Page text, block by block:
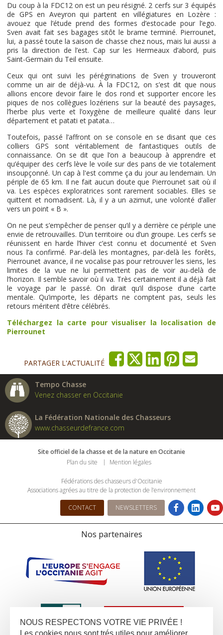
Du coup à la FDC12 on est un peu résigné. 2 cerfs sur 3 équipés
de GPS en Aveyron qui partent en villégiatures en Lozère :
avouez que l’étude prend des formes d’estocade pour l’ego.
Sven avait fait ses bagages sitôt le brame terminé. Pierrounet,
lui, a passé toute la saison de chasse chez nous, mais lui aussi a
pris la direction de l’est. Cap sur les Hermeaux d’abord, puis
Saint-Germain du Teil ensuite.
Ceux qui ont suivi les pérégrinations de Sven y trouveront
comme un air de déjà-vu. À la FDC12, on s’est dit que nous
allions encore devoir faire le dos rond et supporter encore les
piques de nos collègues lozériens sur la beauté des paysages,
l’herbe plus verte et l’oxygène de meilleure qualité dans leur
département et patati et patata…
Toutefois, passé l’affront on se console en se disant que ces
colliers GPS sont véritablement de fantastiques outils de
connaissance. On se dit que l’on a beaucoup à apprendre et
qu’équiper des cerfs lève le voile sur des pans de vie totalement
insoupçonné. Un cap à l'est comme ça du jour au lendemain. Un
périple de 65 km. Il ne fait aucun doute que Pierrounet sait où il
va. Les espèces exploratrices sont rarement sociables. Elles se
quittent et nomadisent. Là, il y a un azimut, une volonté d’aller
vers un point « B ».
On ne peut s’empêcher de penser qu’il y a derrière ce périple une
envie de retrouvailles. D’un territoire ou d’un groupe. Les cerfs se
réunissent en harde l’hiver c’est connu et documenté et Sven
nous l’a confirmé. Par-delà les montagnes, par-delà les forêts,
Pierrounet avance, il ne vocalise pas pour retrouver les siens, les
limites de la vue ne lui permettent pas de voir au-delà de
l’horizon. Il semble savoir où il va. Très certainement il a déjà fait
le voyage par le passé. On dirait qu’il dispose d’une carte
mentale. Qu’importe, les départs ne comptent pas, seuls les
retours méritent d’être célébrés.
Téléchargez la carte pour visualiser la localisation de
Pierrounet
PARTAGER L'ACTUALITÉ
Tempo Chasse
Venez chasser en Occitanie
La Fédération Nationale des Chasseurs
www.chasseurdefrance.com
Site officiel de la chasse et de la nature en Occitanie
Plan du site
Mention légales
Fédérations des chasseurs d'Occitanie
Associations agrées au titre de la protection de l’environnement
CONTACT NEWSLETTERS
Nos partenaires
NOUS RESPECTONS VOTRE VIE PRIVÉE !
Les cookies nous sont trés utiles pour améliorer